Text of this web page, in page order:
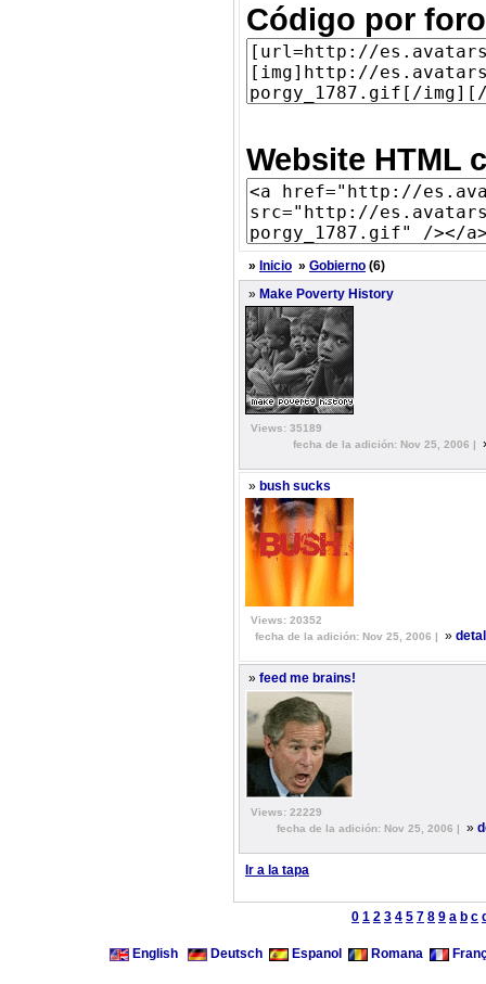
Código por
Website HTML
» Inicio » Gobierno (6)
» Make Poverty History
Views: 35189
fecha de la adición: Nov 25, 2006 |
» bush sucks
Views: 20352
fecha de la adición: Nov 25, 2006 |
»
» feed me brains!
Views: 22229
fecha de la adición: Nov 25, 2006 |
»
Ir a la tapa
0 1 2 3 4 5 7 8 9 a b c
English Deutsch Espanol Romana